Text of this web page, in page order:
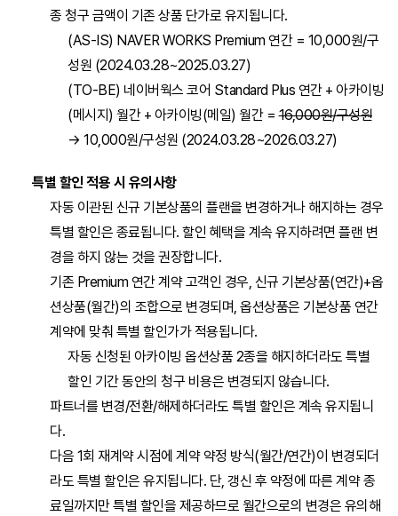
업무용 계정 기능 변경
아르바이트 계정 기능 변경
구성원 관리 기능 분리
조직도 관리 기능 분리
회사 정보 관리 기능 분리
최고 관리자 권한 운영 방식 변경
관리자 권한 등록 방식 변경
구성원 검색 기능 변경
업무지원서비스 변경
그룹사
내 정보
게시판
내 공간
구성원
결재 관리
게시판 관리
서약서
전자세금계산서
비용
예산
종 청구 금액이 기존 상품 단가로 유지됩니다.
(AS-IS) NAVER WORKS Premium 연간 = 10,000원/구
성원 (2024.03.28~2025.03.27)
(TO-BE) 네이버웍스 코어 Standard Plus 연간 + 아카이빙
(메시지) 월간 + 아카이빙(메일) 월간 =16,000원/구성원
→ 10,000원/구성원 (2024.03.28~2026.03.27)
특별 할인 적용 시 유의사항
자동 이관된 신규 기본상품의 플랜을 변경하거나 해지하는 경우
특별 할인은 종료됩니다. 할인 혜택을 계속 유지하려면 플랜 변
경을 하지 않는 것을 권장합니다.
기존 Premium 연간 계약 고객인 경우, 신규 기본상품(연간)+옵
션상품(월간)의 조합으로 변경되며, 옵션상품은 기본상품 연간
계약에 맞춰 특별 할인가가 적용됩니다.
자동 신청된 아카이빙 옵션상품 2종을 해지하더라도 특별
할인 기간 동안의 청구 비용은 변경되지 않습니다.
파트너를 변경/전환/해제하더라도 특별 할인은 계속 유지됩니
다.
다음 1회 재계약 시점에 계약 약정 방식(월간/연간)이 변경되더
라도 특별 할인은 유지됩니다. 단, 갱신 후 약정에 따른 계약 종
료일까지만 특별 할인을 제공하므로 월간으로의 변경은 유의해